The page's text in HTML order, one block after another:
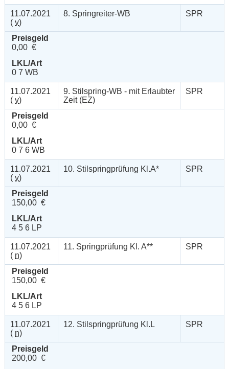
11.07.2021
( v)
8. Springreiter-WB SPR
Preisgeld
0,00 €
LKL/Art
0 7 WB
11.07.2021
( v)
9. Stilspring-WB - mit Erlaubter
Zeit (EZ)
SPR
Preisgeld
0,00 €
LKL/Art
0 7 6 WB
11.07.2021
( v)
10. Stilspringprüfung Kl.A* SPR
Preisgeld
150,00 €
LKL/Art
4 5 6 LP
11.07.2021
( n)
11. Springprüfung Kl. A** SPR
Preisgeld
150,00 €
LKL/Art
4 5 6 LP
11.07.2021
( n)
12. Stilspringprüfung Kl.L SPR
Preisgeld
200,00 €